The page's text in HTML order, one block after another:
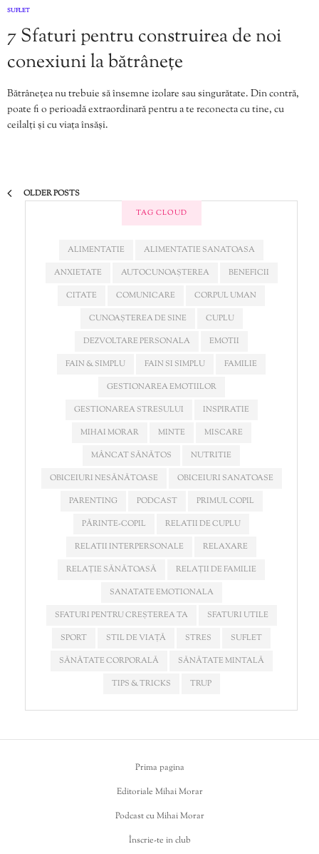
SUFLET
7 Sfaturi pentru construirea de noi
conexiuni la bătrânețe
Bătrânețea nu trebuie să însemne izolare sau singurătate. Din contră,
poate fi o perioadă extraordinară pentru a te reconecta cu tine, cu
ceilalți și cu viața însăși.
OLDER POSTS
TAG CLOUD
ALIMENTATIE
ALIMENTATIE SANATOASA
ANXIETATE
AUTOCUNOAȘTEREA
BENEFICII
CITATE
COMUNICARE
CORPUL UMAN
CUNOAȘTEREA DE SINE
CUPLU
DEZVOLTARE PERSONALA
EMOTII
FAIN & SIMPLU
FAIN SI SIMPLU
FAMILIE
GESTIONAREA EMOTIILOR
GESTIONAREA STRESULUI
INSPIRATIE
MIHAI MORAR
MINTE
MISCARE
MÂNCAT SĂNĂTOS
NUTRITIE
OBICEIURI NESĂNĂTOASE
OBICEIURI SANATOASE
PARENTING
PODCAST
PRIMUL COPIL
PĂRINTE-COPIL
RELATII DE CUPLU
RELATII INTERPERSONALE
RELAXARE
RELAȚIE SĂNĂTOASĂ
RELAȚII DE FAMILIE
SANATATE EMOTIONALA
SFATURI PENTRU CREȘTEREA TA
SFATURI UTILE
SPORT
STIL DE VIAȚĂ STRES
SUFLET
SĂNĂTATE CORPORALĂ
SĂNĂTATE MINTALĂ
TIPS & TRICKS
TRUP
Prima pagina
Editoriale Mihai Morar
Podcast cu Mihai Morar
Înscrie-te in club